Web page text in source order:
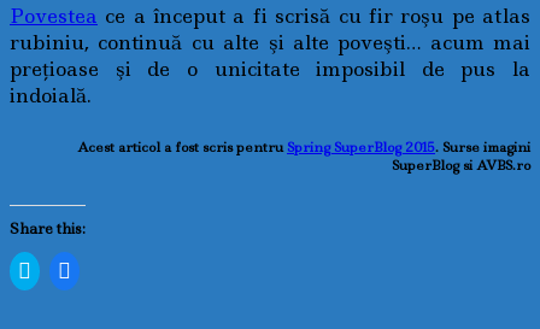
Povestea ce a început a fi scrisă cu fir roşu pe atlas
rubiniu, continuă cu alte şi alte poveşti… acum mai
preţioase şi de o unicitate imposibil de pus la
indoială.
Acest articol a fost scris pentru Spring SuperBlog 2015. Surse imagini
SuperBlog si AVBS.ro
Share this:
Click
to
Click
to